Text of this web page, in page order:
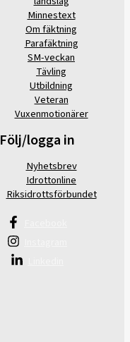
Minnestext
Om fäktning
Parafäktning
SM-veckan
Tävling
Utbildning
Veteran
Vuxenmotionärer
Följ/logga in
Nyhetsbrev
Idrottonline
Riksidrottsförbundet